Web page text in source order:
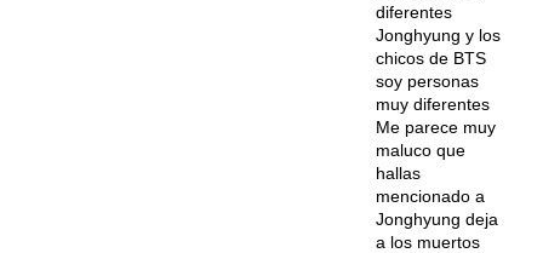
diferentes
Jonghyung y los
chicos de BTS
soy personas
muy diferentes
Me parece muy
maluco que
hallas
mencionado a
Jonghyung deja
a los muertos